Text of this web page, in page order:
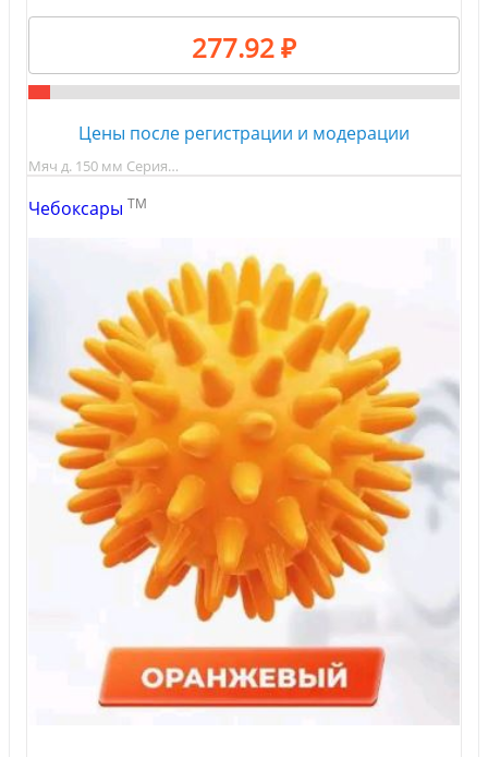
277.92 ₽
Цены после регистрации и модерации
Мяч д. 150 мм Серия…
Чебоксары TM